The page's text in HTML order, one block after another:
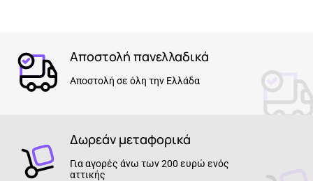
Αποστολή πανελλαδικά
Αποστολή σε όλη την Ελλάδα
Δωρεάν μεταφορικά
Για αγορές άνω των 200 ευρώ ενός
αττικής